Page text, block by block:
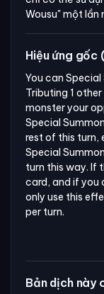
Wousu"một lần
Hiệu ứng gốc
You can
Tributing 1
monster your
Special
rest of this turn,
Special
turn this way. If
card, and if you
only use this
per turn.
Bản dịch này